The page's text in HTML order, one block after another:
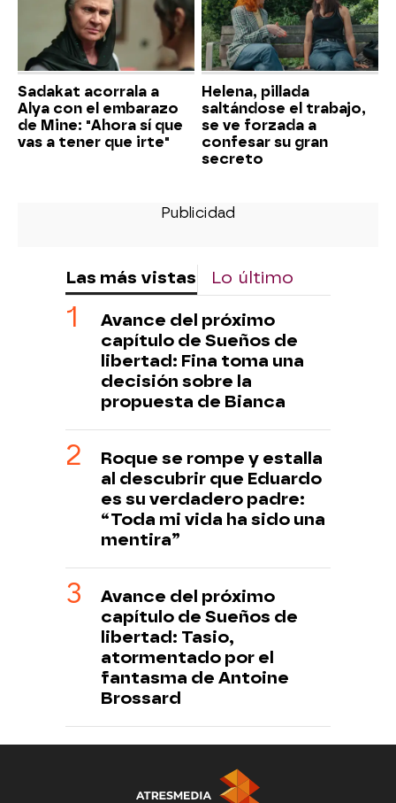
Sadakat acorrala a
Alya con el embarazo
de Mine: "Ahora sí que
vas a tener que irte"
Helena, pillada
saltándose el trabajo,
se ve forzada a
confesar su gran
secreto
Las más vistas Lo último
Avance del próximo
capítulo de Sueños de
libertad: Fina toma una
decisión sobre la
propuesta de Bianca
Roque se rompe y estalla
al descubrir que Eduardo
es su verdadero padre:
“Toda mi vida ha sido una
mentira”
Avance del próximo
capítulo de Sueños de
libertad: Tasio,
atormentado por el
fantasma de Antoine
Brossard